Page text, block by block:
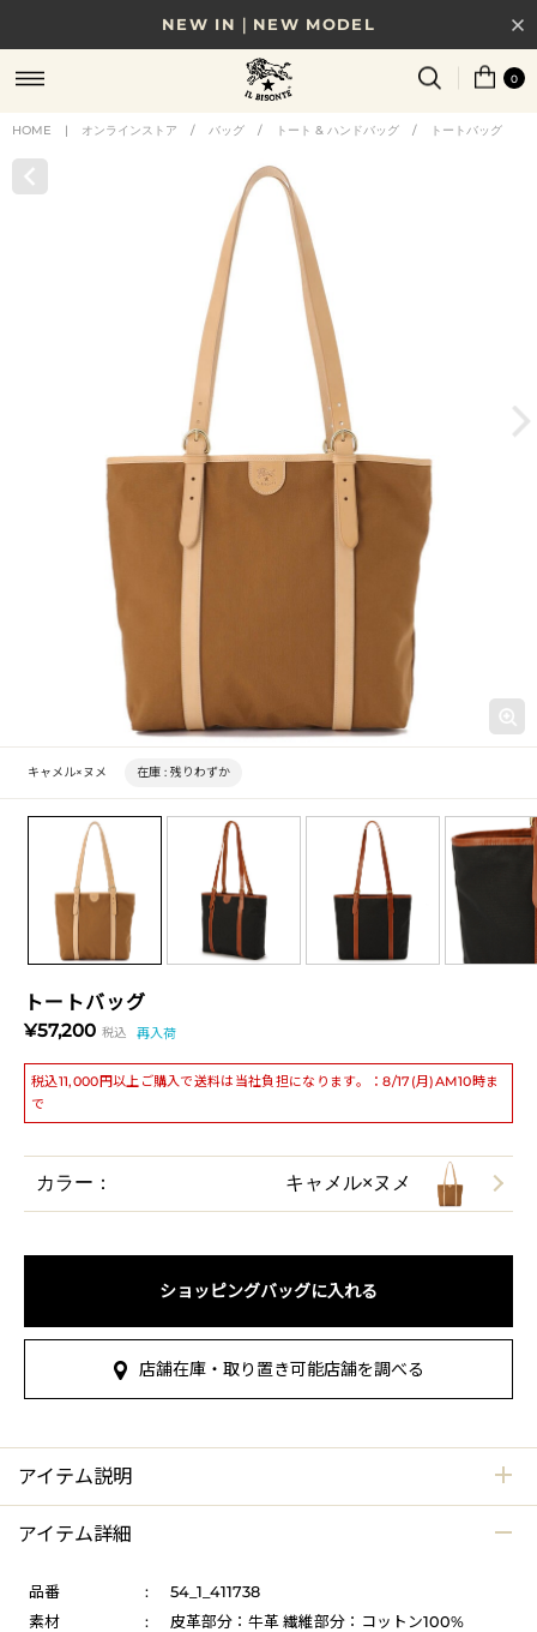
NEW IN｜NEW MODEL
8/17(月)10時まで｜税込11,000円以上で送料無料
贈る相手やシーンから選べる、新しいギフトガイド
NEW IN｜COLOR LEATHER
0
HOME | オンラインストア / バッグ / トート & ハンドバッグ / トートバッグ
トートバッグ
¥57,200 税込 再入荷
税込11,000円以上ご購入で送料は当社負担になります。：8/17(月)AM10時ま
で
キャメル×ヌメ 在庫 : 残りわずか
カラー： キャメル×ヌメ
ショッピングバッグに入れる
店舗在庫・取り置き可能店舗を調べる
アイテム説明
アイテム詳細
品番 :
54_1_411738
素材
:
皮革部分：牛革 繊維部分：コットン100%